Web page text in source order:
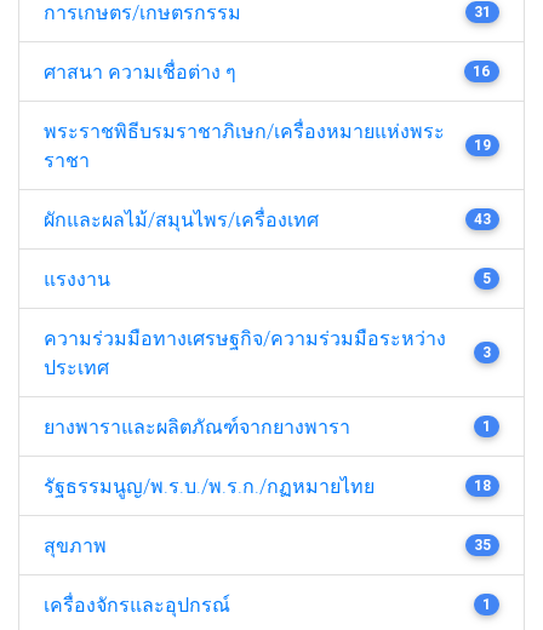
การเกษตร/เกษตรกรรม 31
ศาสนา ความเชื่อต่าง ๆ 16
พระราชพิธีบรมราชาภิเษก/เครื่องหมายแห่งพระ
ราชา
19
ผักและผลไม้/สมุนไพร/เครื่องเทศ 43
แรงงาน 5
ความร่วมมือทางเศรษฐกิจ/ความร่วมมือระหว่าง
ประเทศ
3
ยางพาราและผลิตภัณฑ์จากยางพารา 1
รัฐธรรมนูญ/พ.ร.บ./พ.ร.ก./กฏหมายไทย 18
สุขภาพ 35
เครื่องจักรและอุปกรณ์ 1